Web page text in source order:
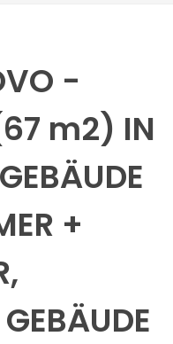
-
m2) IN
+